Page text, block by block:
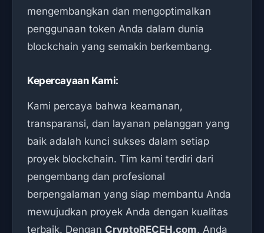
mengembangkan dan mengoptimalkan
penggunaan token Anda dalam dunia
blockchain yang semakin berkembang.
Kepercayaan Kami:
Kami percaya bahwa keamanan,
transparansi, dan layanan pelanggan yang
baik adalah kunci sukses dalam setiap
proyek blockchain. Tim kami terdiri dari
pengembang dan profesional
berpengalaman yang siap membantu Anda
mewujudkan proyek Anda dengan kualitas
terbaik. Dengan CryptoRECEH.com, Anda